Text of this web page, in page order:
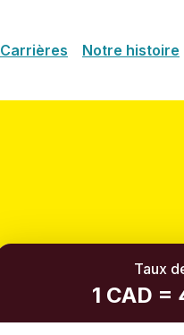
Carrières Notre histoire
Taux
1 CAD =